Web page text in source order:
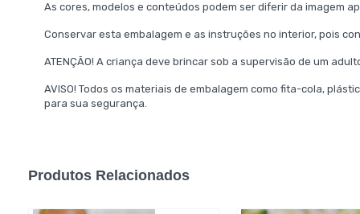
As cores, modelos e conteúdos podem ser diferir da imagem
Conservar esta embalagem e as instruções no interior, pois
ATENÇÃO! A criança deve brincar sob a supervisão de um
AVISO! Todos os materiais de embalagem como fita-cola,
para sua segurança.
Produtos Relacionados